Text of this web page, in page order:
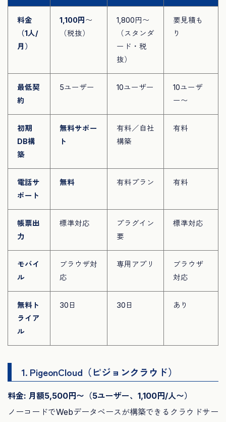
料金
（1人/
月）
1,100円 〜
（税抜）
1,800円〜
（スタンダ
ード・税
抜）
要見積も
り
最低契
約
5ユーザー 10ユーザー
10ユーザ
ー〜
初期
DB構
築
無料サポー
ト
有料／自社
構築
有料
電話サ
ポート
無料 有料プラン 有料
帳票出
力
標準対応
プラグイン
要
標準対応
モバイ
ル
ブラウザ対
応
専用アプリ
ブラウザ
対応
無料ト
ライア
ル
30日 30日 あり
1. PigeonCloud（ピジョンクラウド）
料金: 月額5,500円〜（5ユーザー、1,100円/人〜）
ノーコードでWebデータベースが構築できるクラウドサー